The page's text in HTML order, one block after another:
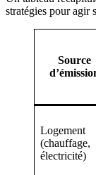
stratégies pour agir
Source
Logement
(chauffage,
électricité)